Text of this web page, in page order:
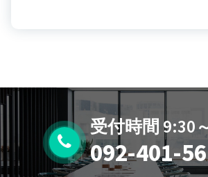
受付時間 9:30
092-401-